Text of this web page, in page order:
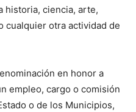
historia, ciencia, arte,
cualquier otra actividad de
en honor a
empleo, cargo o comisión
o de los Municipios,